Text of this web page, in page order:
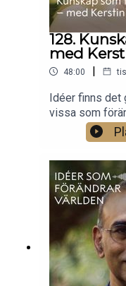
128.
med
48:00 |
Idéer finns det
vissa som
går från att
förstå varför?
1700-
historia, tar
förklarar hur